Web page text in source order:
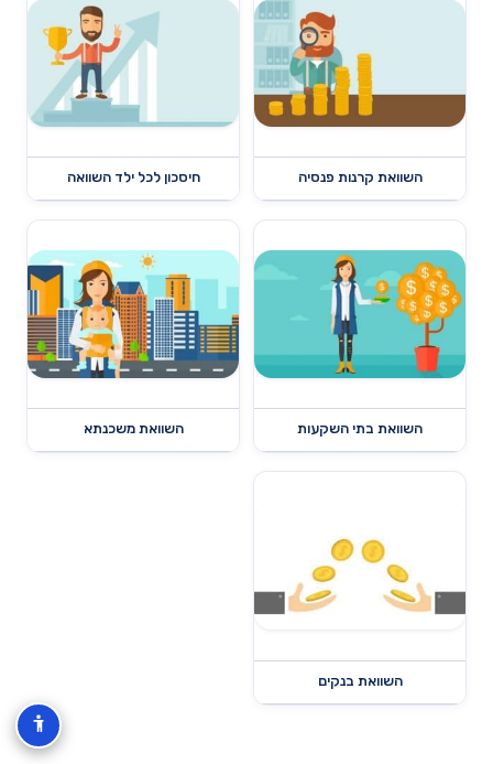
השוואת קרנות פנסיה חיסכון לכל ילד השוואה
השוואת בתי השקעות השוואת משכנתא
השוואת בנקים